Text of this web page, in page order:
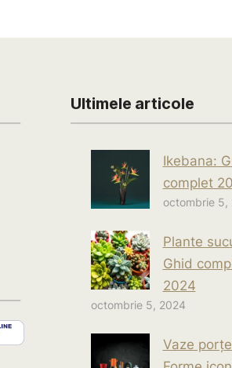
Ultimele articole
Ikebana:
complet
octombrie 5,
Plante
Ghid
2024
octombrie 5, 2024
Vaze